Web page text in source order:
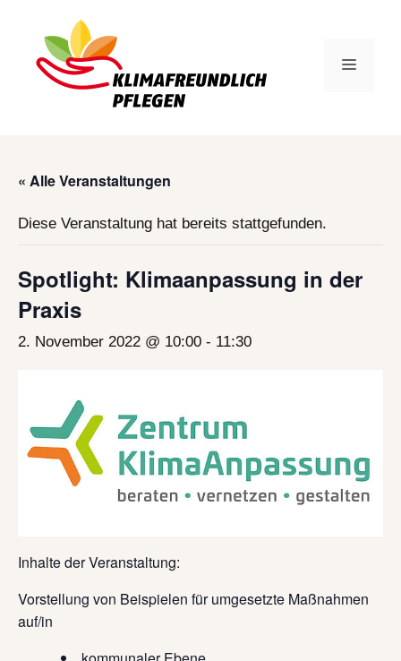
springen
Menü
« Alle Veranstaltungen
Diese Veranstaltung hat bereits stattgefunden.
Spotlight: Klimaanpassung in der
Praxis
2. November 2022 @ 10:00 - 11:30
Inhalte der Veranstaltung:
Vorstellung von Beispielen für umgesetzte Maßnahmen
auf/in